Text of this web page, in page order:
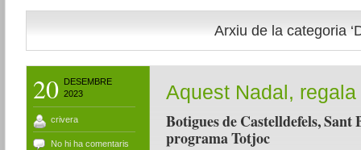
Arxiu de la categoria
20
DESEMBRE
2023
crivera
No hi ha comentaris
Aquest Nadal,
Botigues de Castelldefels, Sant
programa Totjoc